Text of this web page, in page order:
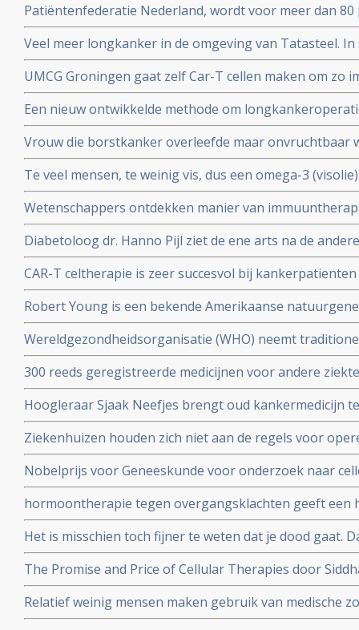
Patiëntenfederatie Nederland, wordt voor meer dan
ministerie van Volksgezondheid en zorgverzekeraars
over hun onafhankelijkheid.
Veel meer longkanker in de omgeving van Tatasteel.
dan 50 procent meer longkanker voor in vergelijking
UMCG Groningen gaat zelf Car-T cellen maken om zo
cellen sneller en goedkoper te geven aan
Een nieuw ontwikkelde methode om
virtualrealitybril blijkt zeer succesvol. Aldus chirurgen
Vrouw die borstkanker overleefde maar onvruchtbaar
chemotherapie krijgt toch baby door ingevroren eitje
toe te passen.
Te veel mensen, te weinig vis, dus een omega-3
gepubliceerd in Nature
Wetenschappers ontdekken manier van
eiwit MR1 die voor alle vormen van kanker toepasbaar
Diabetoloog dr. Hanno Pijl ziet de ene arts na de
Nationaal gezondheidsplan om welvaartsziekten als
stoppen
CAR-T celtherapie is zeer succesvol bij
op te strenge milieueisen, stellen 4 Nederlandse top
Robert Young is een bekende Amerikaanse
boeken over niet toxische middelen en dieet maar
zijn verweer op video voor de Amerikaanse Commissie
Wereldgezondheidsorganisatie (WHO) neemt
TCM waaronder acupunctuur op in de International
Diseases and Related Health Problems (ICD).
300 reeds geregistreerde medicijnen voor andere
Oncology (ReDO) - hebben ook effect bij kanker blijkt
AntiCancer Fund
Hoogleraar Sjaak Neefjes brengt oud kankermedicijn
dit onderwerp in de uitzending van DWDD met Sjaak
Ziekenhuizen houden zich niet aan de regels voor
daarvoor gespecialiseerd ziekenhuis. Honderden
extra risico
Nobelprijs voor Geneeskunde voor onderzoek naar
hormoontherapie tegen overgangsklachten geeft een
werd gedacht. Blijkt uit grote meta-analyse van 58
Het is misschien toch fijner te weten dat je dood gaat.
ging aan longkanker maar blijft toch leven en vertelt
The Promise and Price of Cellular Therapies door
stamceltransplantatie naar CAR-T celtherapie
Relatief weinig mensen maken gebruik van medische
dat dit ook vergoed wordt, zo meldt de Europese